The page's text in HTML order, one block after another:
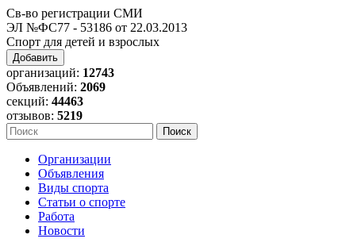
Св-во регистрации СМИ
ЭЛ №ФС77 - 53186 от 22.03.2013
Спорт для детей и взрослых
Добавить
организаций: 12743
Объявлений: 2069
секций: 44463
отзывов: 5219
Организации
Объявления
Виды спорта
Статьи о спорте
Работа
Новости